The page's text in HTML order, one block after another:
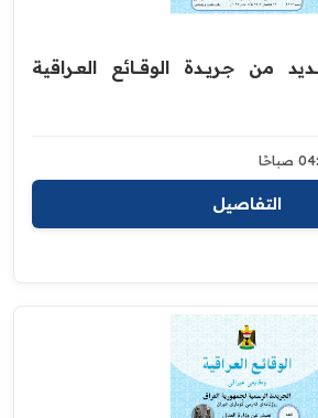
من جـريــدة ‏الوقــــائع العــراقية
التفاصيل